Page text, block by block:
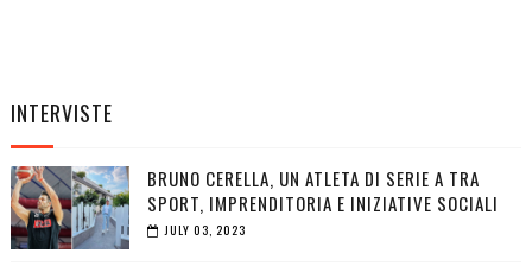
INTERVISTE
BRUNO CERELLA, UN ATLETA DI SERIE A TRA
SPORT, IMPRENDITORIA E INIZIATIVE SOCIALI
JULY 03, 2023